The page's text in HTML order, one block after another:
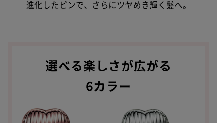
進化したピンで、さらにツヤめき輝く髪へ。
選べる楽しさが広がる
6カラー